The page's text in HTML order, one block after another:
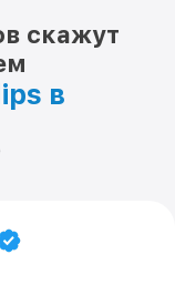
скажут
в